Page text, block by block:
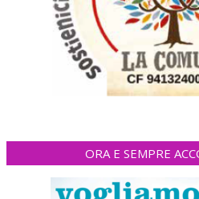
ORA E SEMPRE